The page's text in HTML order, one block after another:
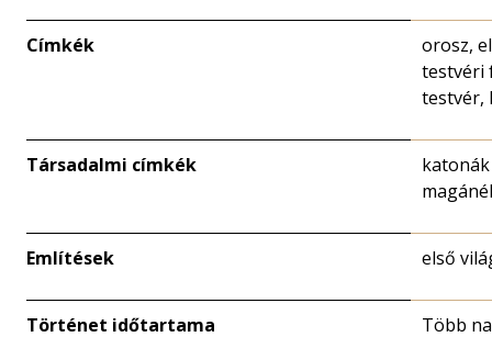
Címkék
orosz,
testvéri
testvér,
Társadalmi címkék
Említések első
Történet időtartama Több